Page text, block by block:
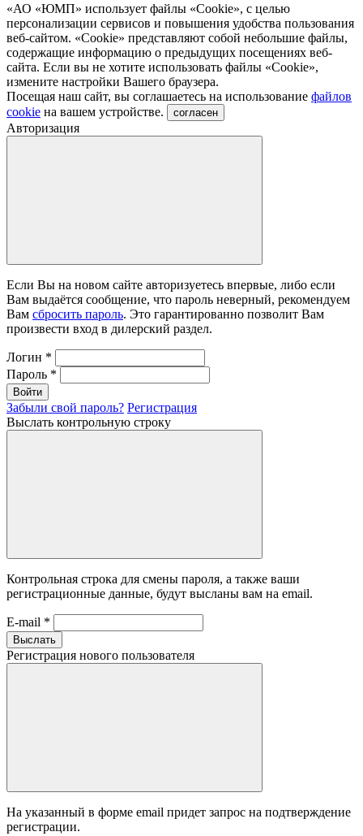
«АО «ЮМП» использует файлы «Сookie», с целью
персонализации сервисов и повышения удобства пользования
веб-сайтом. «Cookie» представляют собой небольшие файлы,
содержащие информацию о предыдущих посещениях веб-
сайта. Если вы не хотите использовать файлы «Сookie»,
измените настройки Вашего браузера.
Посещая наш сайт, вы соглашаетесь на использование файлов
cookie на вашем устройстве. согласен
Авторизация
Если Вы на новом сайте авторизуетесь впервые, либо если
Вам выдаётся сообщение, что пароль неверный, рекомендуем
Вам сбросить пароль. Это гарантированно позволит Вам
произвести вход в дилерский раздел.
Логин *
Пароль *
Войти
Забыли свой пароль? Регистрация
Выслать контрольную строку
Контрольная строка для смены пароля, а также ваши
регистрационные данные, будут высланы вам на email.
E-mail *
Выслать
Регистрация нового пользователя
На указанный в форме email придет запрос на подтверждение
регистрации.